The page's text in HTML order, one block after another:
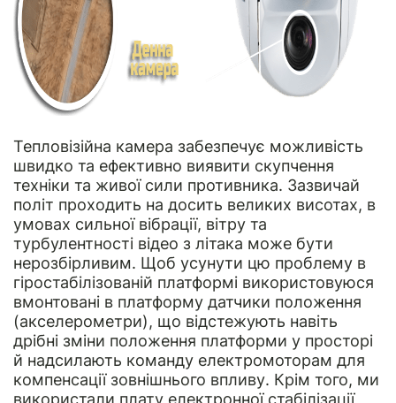
Тепловізійна камера забезпечує можливість
швидко та ефективно виявити скупчення
техніки та живої сили противника. Зазвичай
політ проходить на досить великих висотах, в
умовах сильної вібрації, вітру та
турбулентності відео з літака може бути
нерозбірливим. Щоб усунути цю проблему в
гіростабілізованій платформі використовуюся
вмонтовані в платформу датчики положення
(акселерометри), що відстежують навіть
дрібні зміни положення платформи у просторі
й надсилають команду електромоторам для
компенсації зовнішнього впливу. Крім того, ми